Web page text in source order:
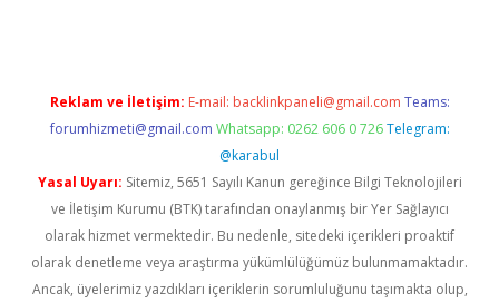
Reklam ve İletişim: E-mail: backlinkpaneli@gmail.com Teams:
forumhizmeti@gmail.com Whatsapp: 0262 606 0 726 Telegram:
@karabul
Yasal Uyarı: Sitemiz, 5651 Sayılı Kanun gereğince Bilgi Teknolojileri
ve İletişim Kurumu (BTK) tarafından onaylanmış bir Yer Sağlayıcı
olarak hizmet vermektedir. Bu nedenle, sitedeki içerikleri proaktif
olarak denetleme veya araştırma yükümlülüğümüz bulunmamaktadır.
Ancak, üyelerimiz yazdıkları içeriklerin sorumluluğunu taşımakta olup,